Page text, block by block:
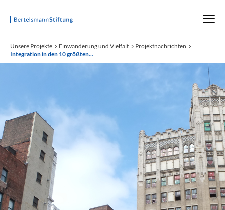
Startseite
Unsere Projekte Einwanderung und Vielfalt
Projektnachrichten
Integration in den 10 größten...